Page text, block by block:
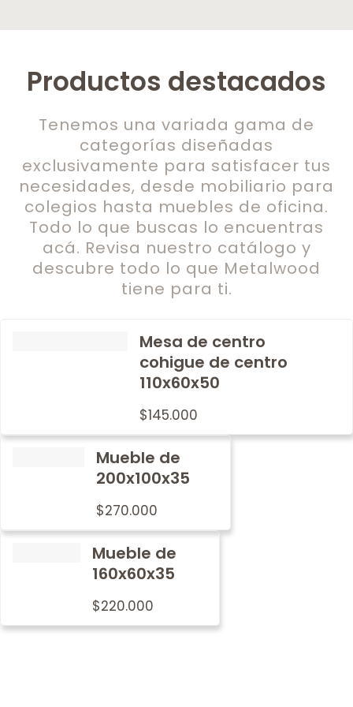
Productos destacados
Tenemos una variada gama de
categorías diseñadas
exclusivamente para satisfacer tus
necesidades, desde mobiliario para
colegios hasta muebles de oficina.
Todo lo que buscas lo encuentras
acá. Revisa nuestro catálogo y
descubre todo lo que Metalwood
tiene para ti.
Mesa de centro
cohigue de centro
110x60x50
$145.000
Mueble de
200x100x35
$270.000
Mueble de
160x60x35
$220.000